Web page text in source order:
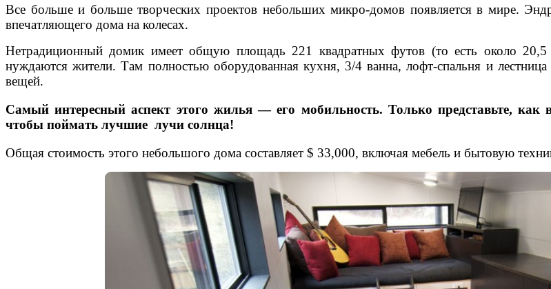
Все больше и больше творческих проектов небольших микро-домов появляется в мире.
впечатляющего дома на колесах.
Нетрадиционный домик имеет общую площадь 221 квадратных футов (то есть около 20,5
нуждаютсяжители. Там полностью оборудованная кухня, 3/4 ванна, лофт-спальня и
вещей.
Самый интересный аспект этого жилья — его мобильность. Только представьте, как
чтобы поймать лучшие лучи солнца!
Общая стоимость этого небольшого дома составляет $ 33,000, включая мебель и бытовую